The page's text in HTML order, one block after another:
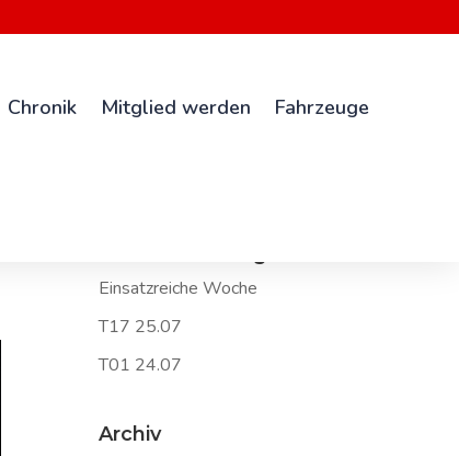
Chronik Mitglied werden Fahrzeuge
Einsatzreiche Woche
T17 25.07
T01 24.07
Archiv